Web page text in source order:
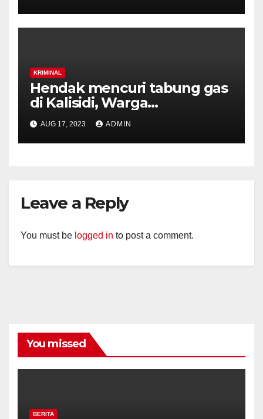
KRIMINAL
Hendak mencuri tabung gas
di Kalisidi, Warga
Gunungpati diamankan
warga.
AUG 17, 2023 ADMIN
Leave a Reply
You must be logged in to post a comment.
You missed
BERITA